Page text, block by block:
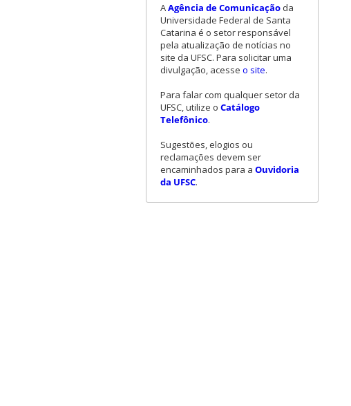
AAgência de Comunicação da
Universidade Federal de Santa
Catarina é o setor responsável
pela atualização de notícias no
site da UFSC. Para solicitar uma
divulgação, acesse o site.
Para falar com qualquer setor da
UFSC, utilize o Catálogo
Telefônico.
Sugestões, elogios ou
reclamações devem ser
encaminhados para a Ouvidoria
da UFSC.